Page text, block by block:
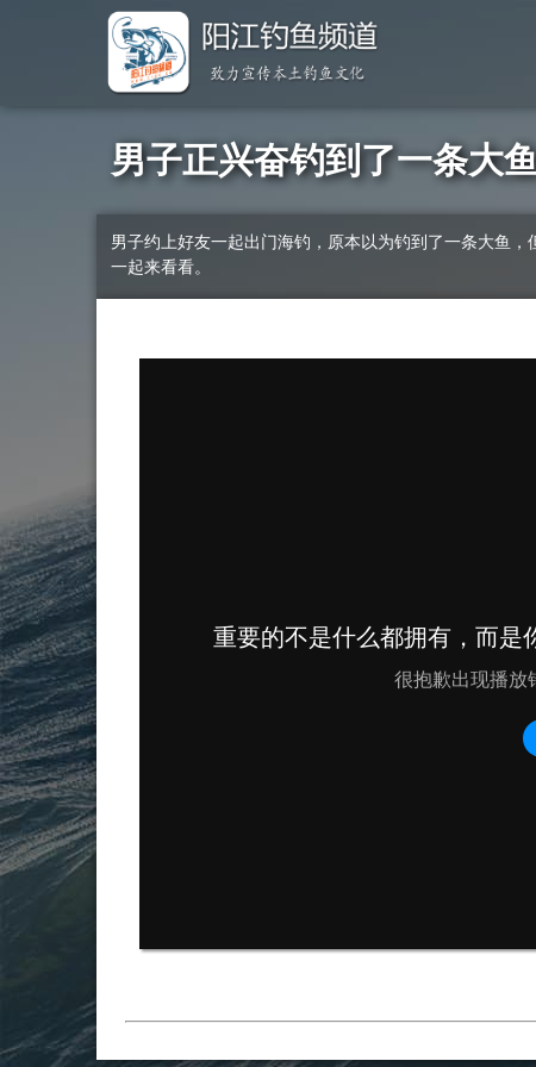
男子正兴奋钓到了一条大
男子约上好友一起出门海钓，原本以为钓到了一条大鱼
一起来看看。